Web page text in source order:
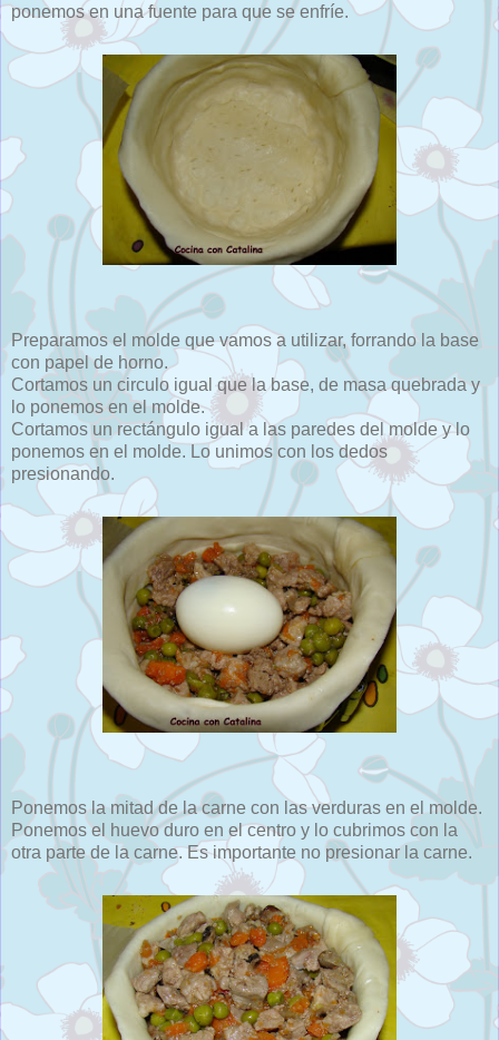
ponemos en una fuente para que se enfríe.
Preparamos el molde que vamos a utilizar, forrando la base
con papel de horno.
Cortamos un circulo igual que la base, de masa quebrada y
lo ponemos en el molde.
Cortamos un rectángulo igual a las paredes del molde y lo
ponemos en el molde. Lo unimos con los dedos
presionando.
Ponemos la mitad de la carne con las verduras en el molde.
Ponemos el huevo duro en el centro y lo cubrimos con la
otra parte de la carne. Es importante no presionar la carne.